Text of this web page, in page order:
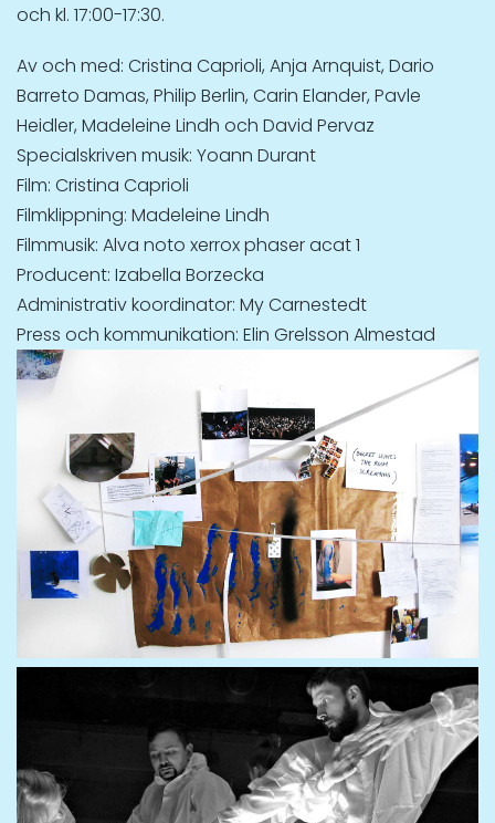
och kl. 17:00-17:30.
Av och med: Cristina Caprioli, Anja Arnquist, Dario
Barreto Damas, Philip Berlin, Carin Elander, Pavle
Heidler, Madeleine Lindh och David Pervaz
Specialskriven musik: Yoann Durant
Film: Cristina Caprioli
Filmklippning: Madeleine Lindh
Filmmusik: Alva noto xerrox phaser acat 1
Producent: Izabella Borzecka
Administrativ koordinator: My Carnestedt
Press och kommunikation: Elin Grelsson Almestad